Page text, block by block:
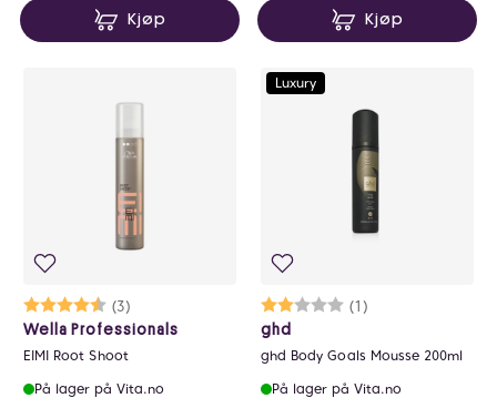
Kjøp Kjøp
Karakter:
(3)
4.3 av 5 mulige
Wella Professionals
EIMI Root Shoot
På lager på Vita.no
Luxury
Karakter:
(1)
2.0 av 5 mulige
ghd
ghd Body Goals Mousse 200ml
På lager på Vita.no